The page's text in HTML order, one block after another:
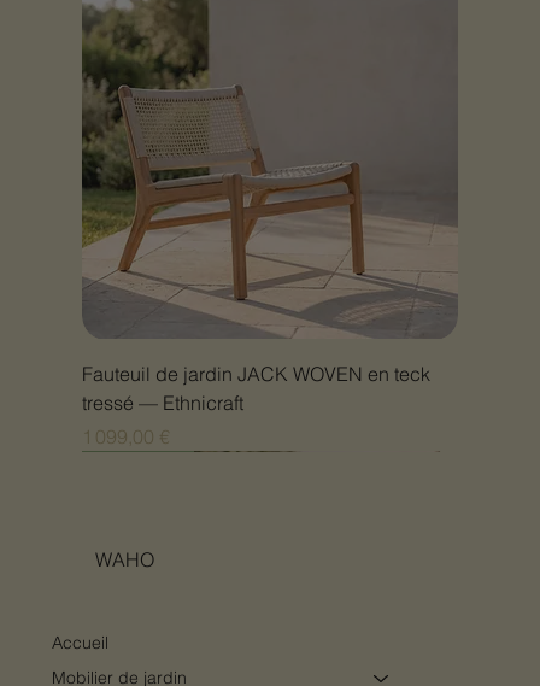
Fauteuil de jardin JACK WOVEN en teck
tressé — Ethnicraft
Prix
1 099,00 €
WAHO
Accueil
Mobilier de jardin